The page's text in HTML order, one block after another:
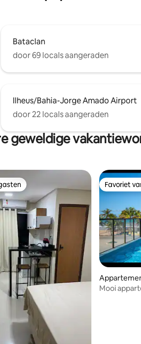
Bataclan
door 69 locals aangeraden
Ilheus/Bahia-Jorge Amado Airport
door 22 locals aangeraden
geweldige
4,87 uit 5, 31 recensies
Favoriet
Favoriet
Mooi